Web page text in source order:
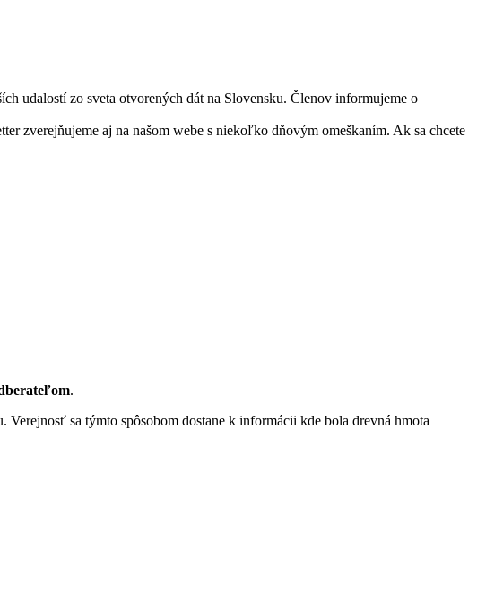
udalostí zo sveta otvorených dát na Slovensku. Členov informujeme o
zverejňujeme aj na našom webe s niekoľko dňovým omeškaním. Ak sa chcete
.
Verejnosť sa týmto spôsobom dostane k informácii kde bola drevná hmota